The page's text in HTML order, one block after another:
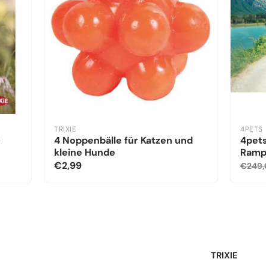
TRIXIE
4 Noppenbälle für Katzen und
kleine Hunde
€2,99
4PETS
TRIXIE